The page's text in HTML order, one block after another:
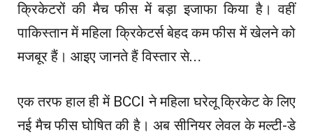
क्रिकेटरों की मैच फीस में बड़ा इजाफा किया है। वहीं
पाकिस्तान में महिला क्रिकेटर्स बेहद कम फीस में खेलने को
मजबूर हैं। आइए जानते हैं विस्तार से…
एक तरफ हाल ही में BCCI ने महिला घरेलू क्रिकेट के लिए
नई मैच फीस घोषित की है। अब सीनियर लेवल के मल्टी-डे